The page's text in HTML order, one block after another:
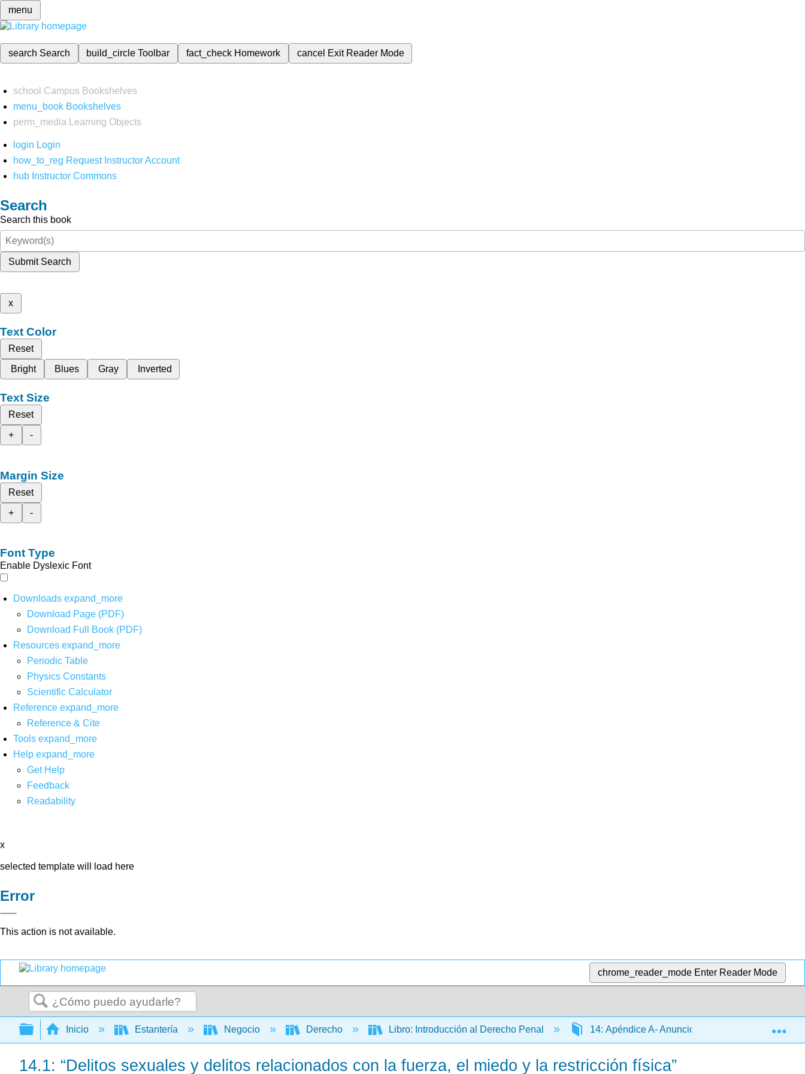
menu
search Search build_circleToolbar fact_check Homework cancel Exit Reader Mode
school Campus Bookshelves
menu_book Bookshelves
perm_media
Learning Objects
login Login
how_to_reg Request Instructor Account
hub Instructor Commons
Search
Search this book
Submit Search
x
Text Color
Reset
Bright
Blues Gray Inverted
Text Size
Reset
+
-
Margin Size
Reset
+
-
Font Type
Enable Dyslexic Font
Downloads expand_more
Download Page (PDF)
Download Full Book (PDF)
Resources expand_more
Periodic Table
Physics Constants
Scientific Calculator
Reference expand_more
Reference & Cite
Tools expand_more
Help expand_more
Get Help
Feedback
Readability
x
selected template will load here
Error
This action is not available.
chrome_reader_mode Enter Reader Mode
Buscar
Expandir/contraer jerarquía global
Inicio Estantería Negocio Derecho Libro: Introducción al Derecho Penal 14: Apéndice A- Anuncios de Casos
14.1: “Delitos sexuales y delitos relacionados con la fuerza, el miedo y la restricción física”